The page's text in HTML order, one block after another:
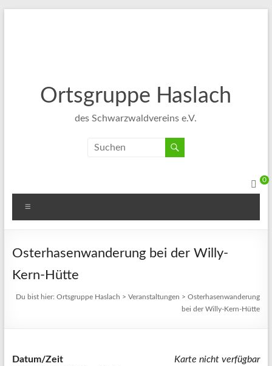
Ortsgruppe Haslach
des Schwarzwaldvereins e.V.
0
Osterhasenwanderung bei der Willy-
Kern-Hütte
Du bist hier:Ortsgruppe Haslach >Veranstaltungen >Osterhasenwanderung
bei der Willy-Kern-Hütte
Karte nicht verfügbar
Datum/Zeit